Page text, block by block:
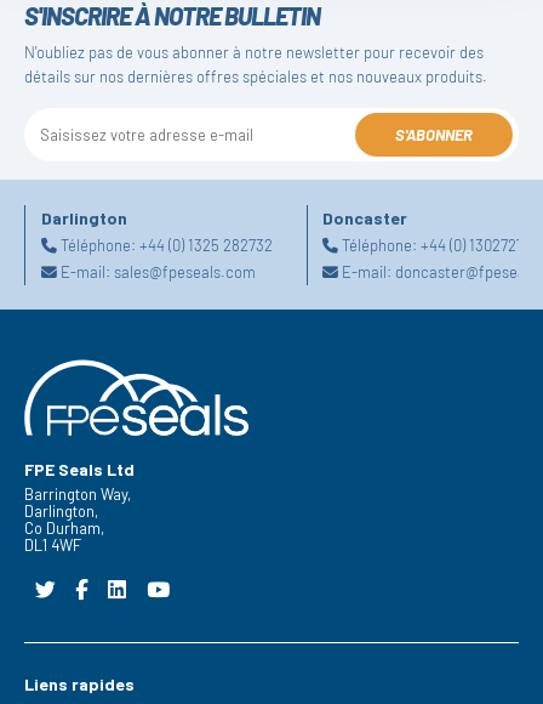
S'INSCRIRE À NOTRE BULLETIN
N'oubliez pas de vous abonner à notre newsletter pour recevoir des
détails sur nos dernières offres spéciales et nos nouveaux produits.
S'ABONNER
Darlington
Téléphone: +44 (0) 1325 282732
E-mail: sales@fpeseals.com
Doncaster
Téléphone:+44 (0)
E-mail:
FPE Seals Ltd
Barrington Way,
Darlington,
Co Durham,
DL1 4WF
Liens rapides